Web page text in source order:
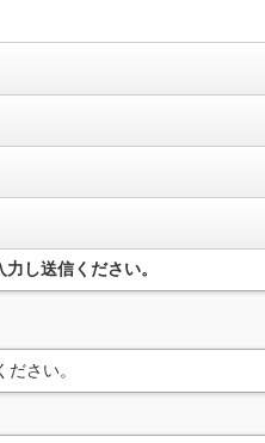
し送信ください。
さい。